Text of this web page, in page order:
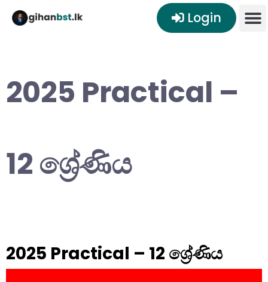
Login
2025 Practical –
12 ශ්‍රේණිය
2025 Practical – 12 ශ්‍රේණිය